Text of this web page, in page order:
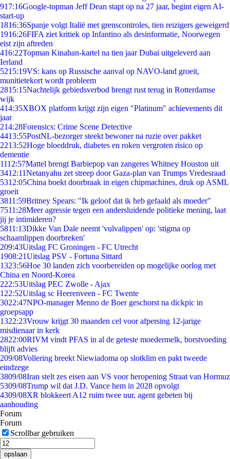
917:16Google-topman Jeff Dean stapt op na 27 jaar, begint eigen AI-
start-up
1816:36Spanje volgt Italië met grenscontroles, tien reizigers geweigerd
1916:26FIFA ziet kritiek op Infantino als desinformatie, Noorwegen
eist zijn aftreden
416:22Topman Kinahan-kartel na tien jaar Dubai uitgeleverd aan
Ierland
5215:19VS: kans op Russische aanval op NAVO-land groeit,
munitietekort wordt probleem
2815:15Nachtelijk gebiedsverbod brengt rust terug in Rotterdamse
wijk
414:35XBOX platform krijgt zijn eigen "Platinum" achievements dit
jaar
214:28Forensics: Crime Scene Detective
4413:55PostNL-bezorger steekt bewoner na ruzie over pakket
2213:52Hoge bloeddruk, diabetes en roken vergroten risico op
dementie
1112:57Mattel brengt Barbiepop van zangeres Whitney Houston uit
3412:11Netanyahu zet streep door Gaza-plan van Trumps Vredesraad
5312:05China boekt doorbraak in eigen chipmachines, druk op ASML
groeit
3811:59Britney Spears: "Ik geloof dat ik heb gefaald als moeder"
7511:28Meer agressie tegen een andersluidende politieke mening, laat
jij je intimideren?
5811:13Dikke Van Dale neemt 'vulvalippen' op: 'stigma op
schaamlippen doorbreken'
209:43Uitslag FC Groningen - FC Utrecht
1908:21Uitslag PSV - Fortuna Sittard
1323:56Hoe 30 landen zich voorbereiden op mogelijke oorlog met
China en Noord-Korea
222:53Uitslag PEC Zwolle - Ajax
1 22:52Uitslag sc Heerenveen - FC Twente
3022:47NPO-manager Menno de Boer geschorst na dickpic in
groepsapp
1322:23Vrouw krijgt 30 maanden cel voor afpersing 12-jarige
misdienaar in kerk
2822:00RIVM vindt PFAS in al de geteste moedermelk, borstvoeding
blijft advies
209/08Vollering breekt Niewiadoma op slotklim en pakt tweede
eindzege
3809/08Iran stelt zes eisen aan VS voor heropening Straat van Hormuz
5309/08Trump wil dat J.D. Vance hem in 2028 opvolgt
4309/08XR blokkeert A12 ruim twee uur, agent gebeten bij
aanhouding
Forum
Forum
Scrollbar gebruiken
opslaan